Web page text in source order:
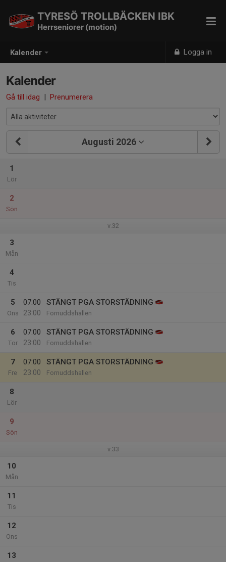
Kalender Logga in
TYRESÖ TROLLBÄCKEN IBK
Herrseniorer (motion)
Kalender
Gå till idag | Prenumerera
Augusti 2026
1
Lör
2
Sön
v.32
3
Mån
4
Tis
5
Ons
07:00
23:00
STÄNGT PGA STORSTÄDNING
Fornuddshallen
6
Tor
07:00
23:00
STÄNGT PGA STORSTÄDNING
Fornuddshallen
7
Fre
07:00
23:00
STÄNGT PGA STORSTÄDNING
Fornuddshallen
8
Lör
9
Sön
v.33
10
Mån
11
Tis
12
Ons
13